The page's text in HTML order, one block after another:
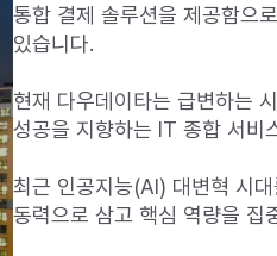
통합 결제 솔루션을 제공함으
있습니다.
현재 다우데이타는 급변하는
성공을 지향하는 IT 종합 서비
최근 인공지능(AI) 대변혁 시
동력으로 삼고 핵심 역량을 집